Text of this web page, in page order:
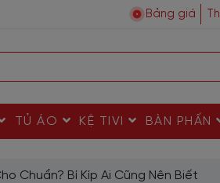
Bảng giá
TỦ ÁO KỆ TIVI BÀN PHẤN
Chuẩn? Bí Kíp Ai Cũng Nên Biết